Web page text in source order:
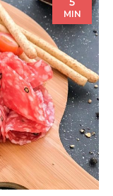
MIN